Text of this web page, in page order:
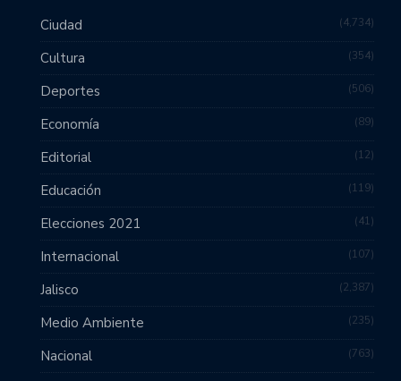
Ciudad 4,734
Cultura 354
Deportes 506
Economía 89
Editorial 12
Educación 119
Elecciones 2021 41
Internacional 107
Jalisco 2,387
Medio Ambiente 235
Nacional 763